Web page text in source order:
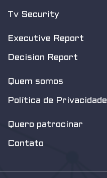
Tv Security
Executive Report
Decision Report
Quem somos
Política de Privacidade
Quero patrocinar
Contato